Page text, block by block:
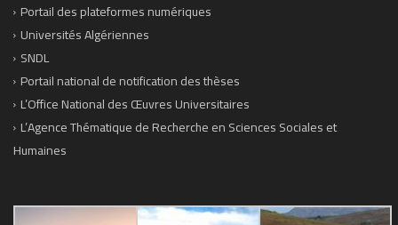
Portail des plateformes numériques
Universités Algériennes
SNDL
Portail national de notification des thèses
L’Office National des Œuvres Universitaires
L’Agence Thématique de Recherche en Sciences Sociales et
Humaines